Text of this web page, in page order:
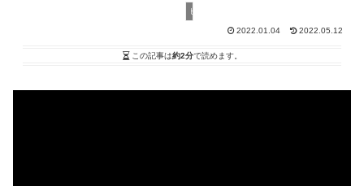
ヒストリック
2022.01.04 2022.05.12
この記事は約2分で読めます。